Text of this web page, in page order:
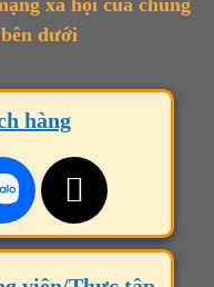
xã hội của chúng
dưới
hàng